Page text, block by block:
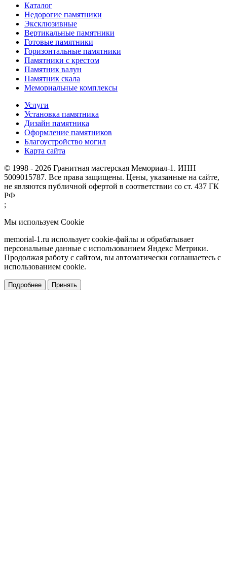
Каталог
Недорогие памятники
Эксклюзивные
Вертикальные памятники
Готовые памятники
Горизонтальные памятники
Памятники с крестом
Памятник валун
Памятник скала
Мемориальные комплексы
Услуги
Установка памятника
Дизайн памятника
Оформление памятников
Благоустройство могил
Карта сайта
© 1998 - 2026 Гранитная мастерская Мемориал-1. ИНН
5009015787. Все права защищены. Цены, указанные на сайте,
не являются публичной офертой в соответствии со ст. 437 ГК
РФ
;
Мы используем Cookie
memorial-1.ru использует cookie-файлы и обрабатывает
персональные данные с использованием Яндекс Метрики.
Продолжая работу с сайтом, вы автоматически соглашаетесь с
использованием cookie.
Подробнее Принять